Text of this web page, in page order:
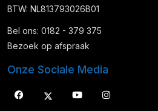
BTW: NL813793026B01
Bel ons: 0182 - 379 375
Bezoek op afspraak
Onze Sociale Media